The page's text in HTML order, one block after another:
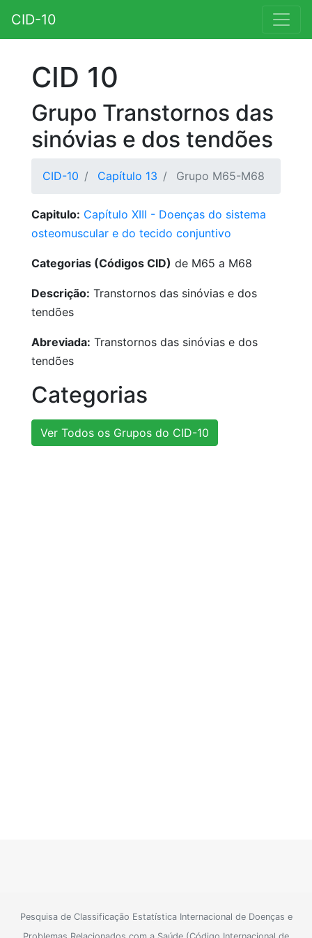
CID-10
CID 10
Grupo Transtornos das
sinóvias e dos tendões
CID-10 Capítulo 13 Grupo M65-M68
Capitulo: Capítulo XIII - Doenças do sistema
osteomuscular e do tecido conjuntivo
Categorias (Códigos CID) de M65 a M68
Descrição: Transtornos das sinóvias e dos
tendões
Abreviada: Transtornos das sinóvias e dos
tendões
Categorias
Ver Todos os Grupos do CID-10
Pesquisa de Classificação Estatística Internacional de Doenças e